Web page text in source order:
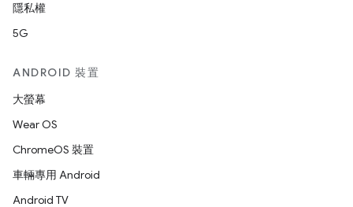
隱私權
5G
ANDROID 裝置
大螢幕
Wear OS
ChromeOS 裝置
車輛專用 Android
Android TV